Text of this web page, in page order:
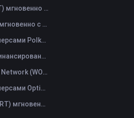
Купите Tutorial (TUT) мгновенно с помощью кредитной или дебетовой карты
Купите Space ID (ID) мгновенно с помощью кредитной или дебетовой карты
Как торговать фьючерсами Polkadot (DOT): Полное руководство для начинающих
Что такое ставка финансирования? Понимание рыночных сигналов и распространённых злоупотреблений
Как продавать WOO Network (WOO)? | FameEX
Как торговать фьючерсами Optimism (OP): Полное руководство для начинающих
Купите The Graph (GRT) мгновенно с помощью кредитной или дебетовой карты